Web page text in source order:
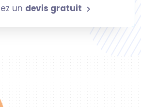
un devis gratuit